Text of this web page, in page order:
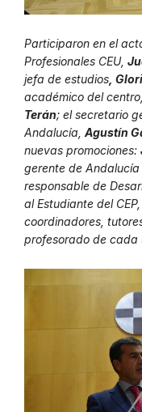
Participaron en el
Profesionales CEU,
jefa de estudios ,
académico del centro,
Terán; el secretario
Andalucía, Agustín
nuevas promociones:
gerente de
responsable de
al Estudiante del CEP,
coordinadores,
profesorado de cada